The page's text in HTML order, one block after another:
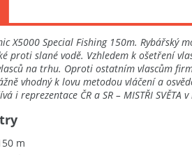
X5000 Special Fishing 150m. Rybářský
proti slané vodě. Vzhledem k ošetření
na trhu. Oproti ostatním vlascům
vhodný k lovu metodou vláčení a
i reprezentace ČR a SR – MISTŘI SVĚTA
m